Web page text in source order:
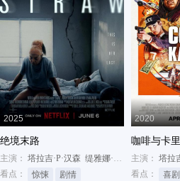
2025
绝境末路
主演： 塔拉吉·P·汉森 缇雅娜·泰勒
辛巴德
看点：
惊悚 剧情
2020
咖啡与卡
主演： 塔拉
看点：
喜剧